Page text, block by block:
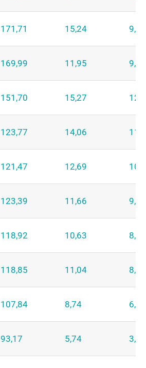
171,71 15,24 9,20
169,99 11,95 9,03
151,70 15,27
123,77 14,06
121,47 12,69
123,39 11,66 9,33
118,92 10,63 8,33
118,85 11,04 8,02
107,84 8,74 6,26
93,17 5,74 3,97